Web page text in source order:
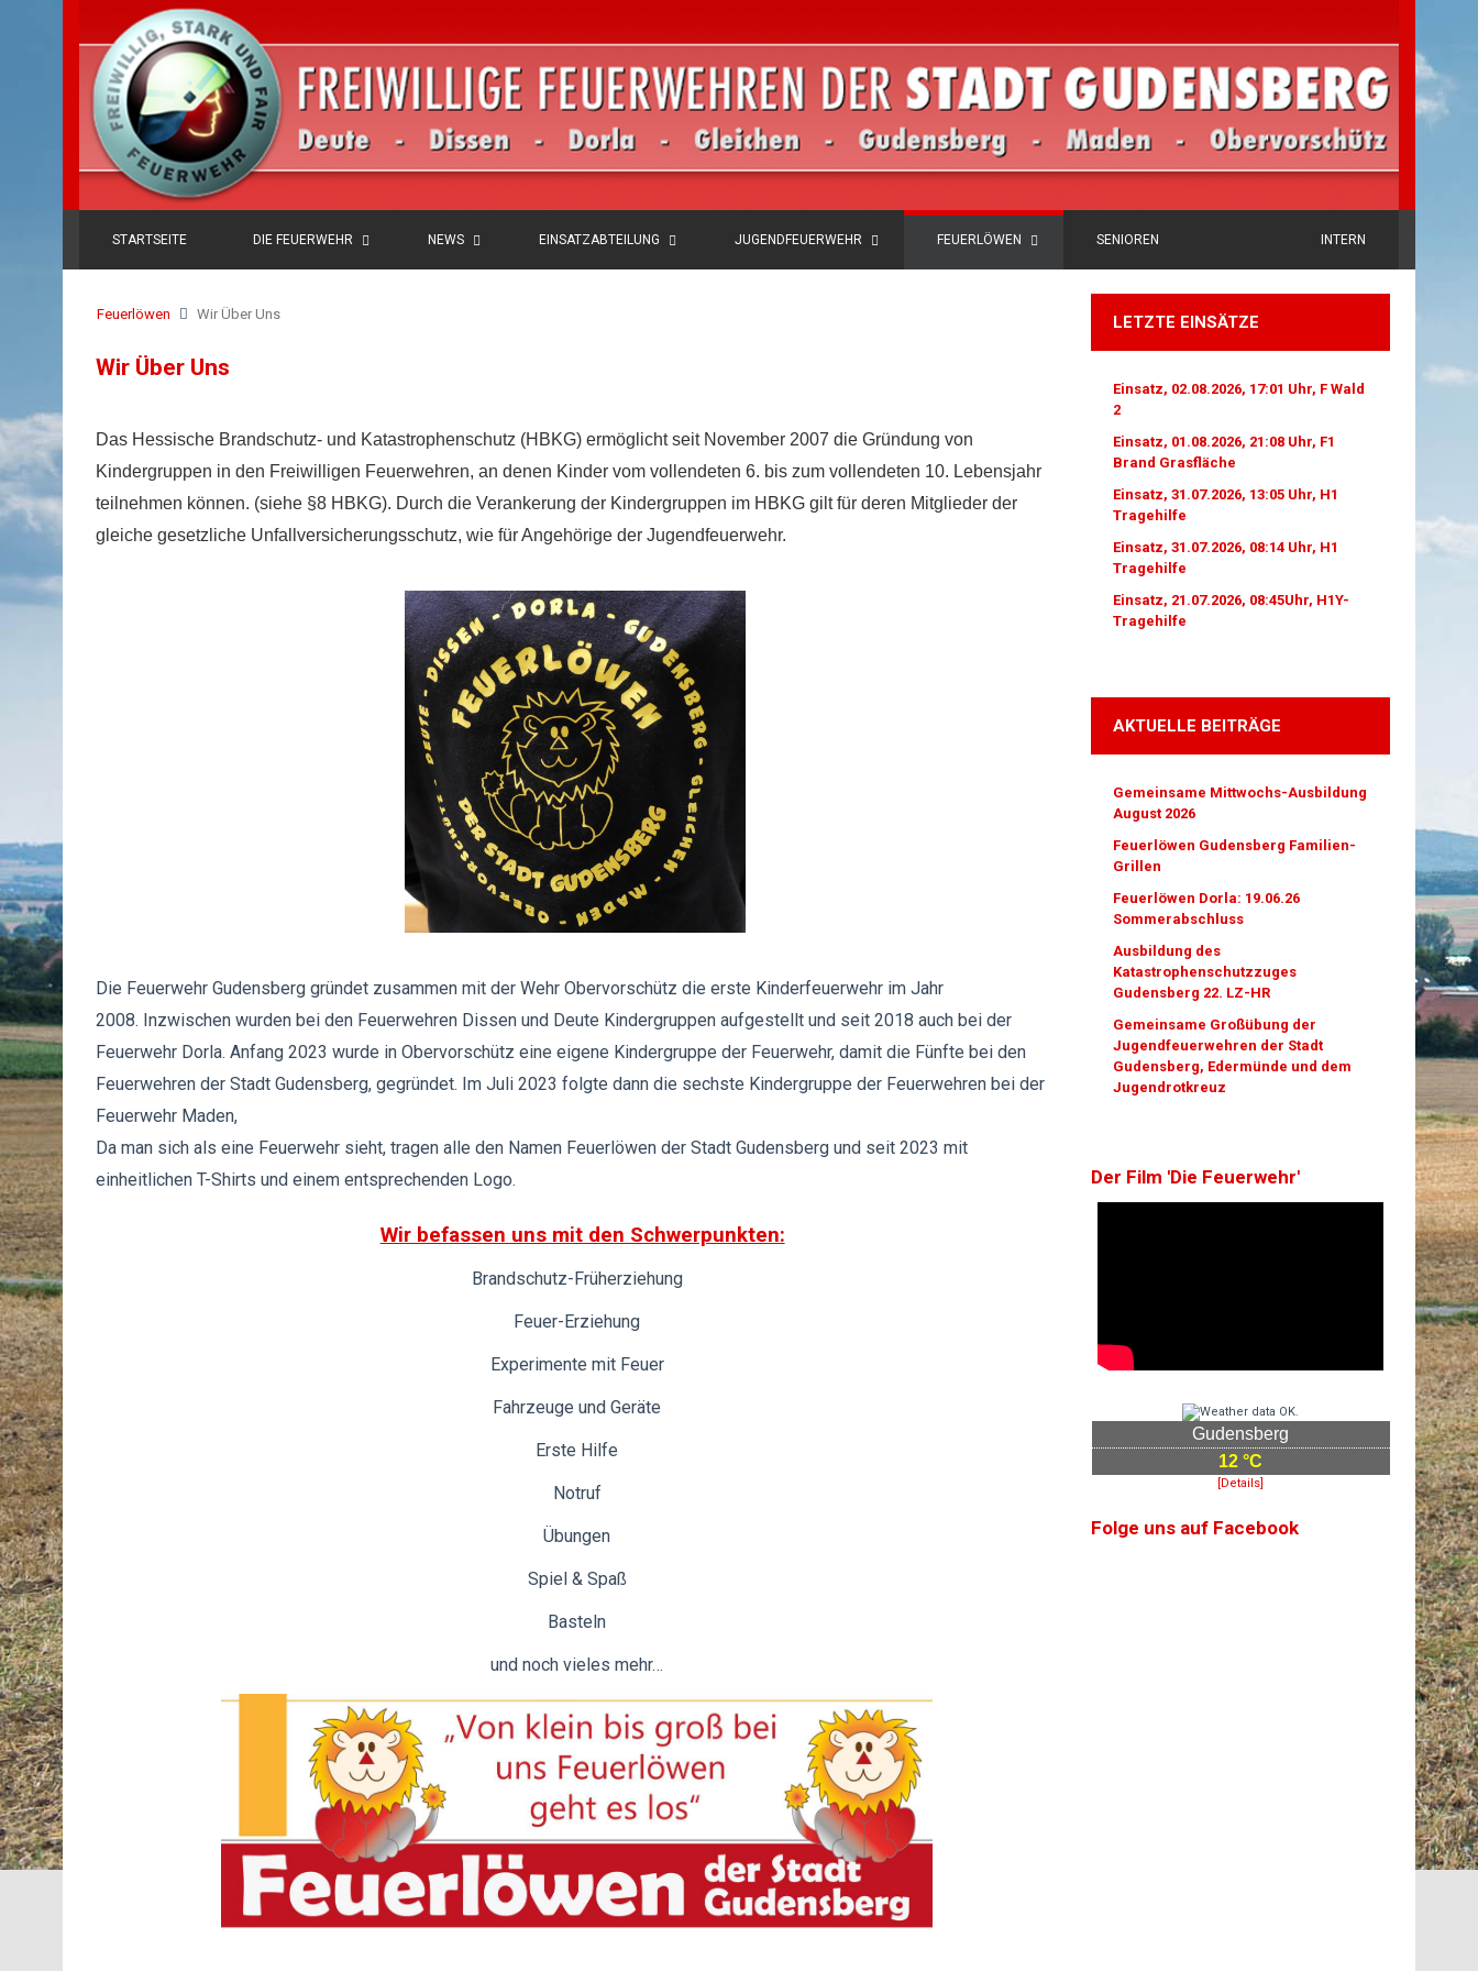
STARTSEITE DIE FEUERWEHR NEWS EINSATZABTEILUNG JUGENDFEUERWEHR FEUERLÖWEN SENIOREN INTERN
Feuerlöwen Wir Über Uns
Wir Über Uns
Das Hessische Brandschutz- und Katastrophenschutz (HBKG) ermöglicht seit November 2007 die Gründung von
Kindergruppen in den Freiwilligen Feuerwehren, an denen Kinder vom vollendeten 6. bis zum vollendeten 10. Lebensjahr
teilnehmen können. (siehe §8 HBKG). Durch die Verankerung der Kindergruppen im HBKG gilt für deren Mitglieder der
gleiche gesetzliche Unfallversicherungsschutz, wie für Angehörige der Jugendfeuerwehr.
Die Feuerwehr Gudensberg gründet zusammen mit der Wehr Obervorschütz die erste Kinderfeuerwehr im Jahr
2008. Inzwischen wurden bei den Feuerwehren Dissen und Deute Kindergruppen aufgestellt und seit 2018 auch bei der
Feuerwehr Dorla. Anfang 2023 wurde in Obervorschütz eine eigene Kindergruppe der Feuerwehr, damit die Fünfte bei den
Feuerwehren der Stadt Gudensberg, gegründet. Im Juli 2023 folgte dann die sechste Kindergruppe der Feuerwehren bei der
Feuerwehr Maden,
Da man sich als eine Feuerwehr sieht, tragen alle den Namen Feuerlöwen der Stadt Gudensberg und seit 2023 mit
einheitlichen T-Shirts und einem entsprechenden Logo.
Wir befassen uns mit den Schwerpunkten:
Brandschutz-Früherziehung
Feuer-Erziehung
Experimente mit Feuer
Fahrzeuge und Geräte
Erste Hilfe
Notruf
Übungen
Spiel & Spaß
Basteln
und noch vieles mehr…
LETZTE EINSÄTZE
Einsatz, 02.08.2026, 17:01 Uhr, F Wald
2
Einsatz, 01.08.2026, 21:08 Uhr, F1
Brand Grasfläche
Einsatz, 31.07.2026, 13:05 Uhr, H1
Tragehilfe
Einsatz, 31.07.2026, 08:14 Uhr, H1
Tragehilfe
Einsatz, 21.07.2026, 08:45Uhr, H1Y-
Tragehilfe
AKTUELLE BEITRÄGE
Gemeinsame Mittwochs-Ausbildung
August 2026
Feuerlöwen Gudensberg Familien-
Grillen
Feuerlöwen Dorla: 19.06.26
Sommerabschluss
Ausbildung des
Katastrophenschutzzuges
Gudensberg 22. LZ-HR
Gemeinsame Großübung der
Jugendfeuerwehren der Stadt
Gudensberg, Edermünde und dem
Jugendrotkreuz
Der Film 'Die Feuerwehr'
Gudensberg
12 °C
[Details]
Folge uns auf Facebook